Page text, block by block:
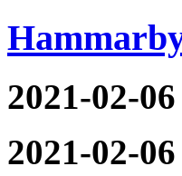
2021-02-
2021-02-